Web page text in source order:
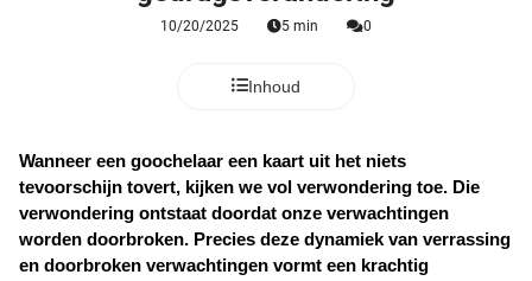
10/20/2025 5 min 0
Inhoud
Wanneer een goochelaar een kaart uit het niets
tevoorschijn tovert, kijken we vol verwondering toe. Die
verwondering ontstaat doordat onze verwachtingen
worden doorbroken. Precies deze dynamiek van verrassing
en doorbroken verwachtingen vormt een krachtig
worden
om